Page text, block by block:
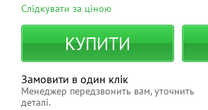
Слідкувати за ціною
КУПИТИ
Замовити в один клік
Менеджер передзвонить вам, уточнить
деталі.